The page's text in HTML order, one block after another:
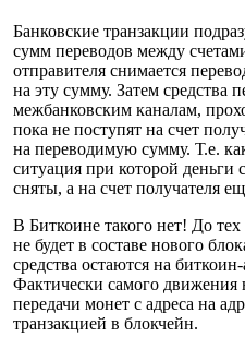
Банковские транзакции
сумм переводов между
отправителя снимается
на эту сумму. Затем средства
межбанковским каналам,
пока не поступят на счет
на переводимую сумму. Т.е.
ситуация при которой деньги
сняты, а на счет получателя
В Биткоине такого нет! До
не будет в составе нового
средства остаются на
Фактически самого движения
передачи монет с адреса на
транзакцией в блокчейн.